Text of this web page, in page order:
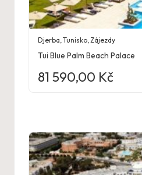
Djerba,Tunisko,Zájezdy
Tui Blue Palm Beach Palace
81 590,00 Kč